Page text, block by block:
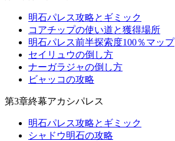
明石パレス攻略とギミック
コアチップの使い道と獲得場所
明石パレス前半探索度100％マップ
セイリュウの倒し方
ナーガラジャの倒し方
ビャッコの攻略
第3章終幕アカシパレス
明石パレス攻略とギミック
シャドウ明石の攻略